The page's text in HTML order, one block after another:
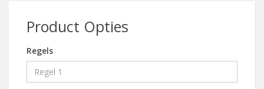
Product Opties
Regels